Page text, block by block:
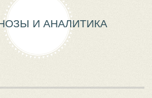
И АНАЛИТИКА